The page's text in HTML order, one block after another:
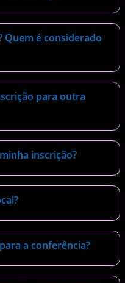
Quem é considerado
para outra
inscrição?
a conferência?